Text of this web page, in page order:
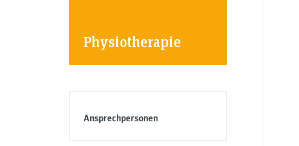
Physiotherapie
Ansprechpersonen